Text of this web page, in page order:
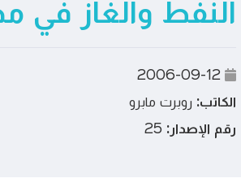
النفط والغاز في
2006-09-12
الكاتب: روبرت مابرو
رقم الإصدار: